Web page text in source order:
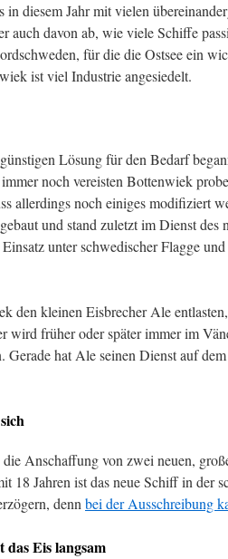
in diesem Jahr mit vielen
auch davon ab, wie viele Schiffe
für die die Ostsee ein
ist viel Industrie angesiedelt.
Lösung für den Bedarf
noch vereisten Bottenwiek
allerdings noch einiges modifiziert
und stand zuletzt im Dienst des
unter schwedischer Flagge
den kleinen Eisbrecher Ale
wird früher oder später immer im
Gerade hat Ale seinen Dienst auf
Anschaffung von zwei neuen,
18 Jahren ist das neue Schiff in der
denn bei der Ausschreibung
Eis langsam